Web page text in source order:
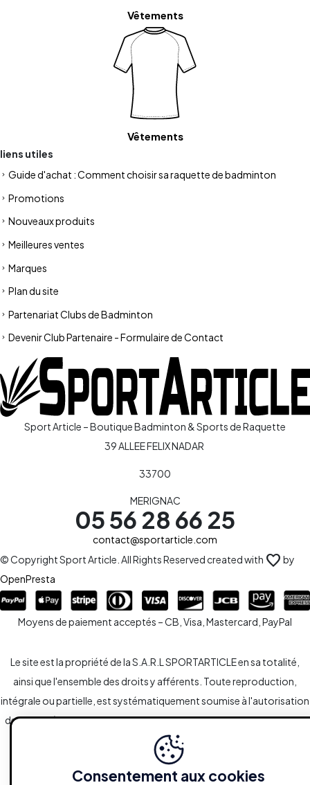
Vêtements
Vêtements
liens utiles
Guide d'achat : Comment choisir sa raquette de badminton
Promotions
Nouveaux produits
Meilleures ventes
Marques
Plan du site
Partenariat Clubs de Badminton
Devenir Club Partenaire - Formulaire de Contact
Sport Article – Boutique Badminton & Sports de Raquette
39 ALLEE FELIX NADAR
33700
MERIGNAC
05 56 28 66 25
contact@sportarticle.com
© Copyright Sport Article. All Rights Reserved created with favorite by
OpenPresta
Moyens de paiement acceptés – CB, Visa, Mastercard, PayPal
Le site est la propriété de la S.A.R.L SPORTARTICLE en sa totalité,
ainsi que l'ensemble des droits y afférents. Toute reproduction,
intégrale ou partielle, est systématiquement soumise à l'autorisation
des propriétaires. Toutefois, les liaisons du type hypertextes vers le
site sont autorisées sans demandes spécifiques.
Consentement aux cookies